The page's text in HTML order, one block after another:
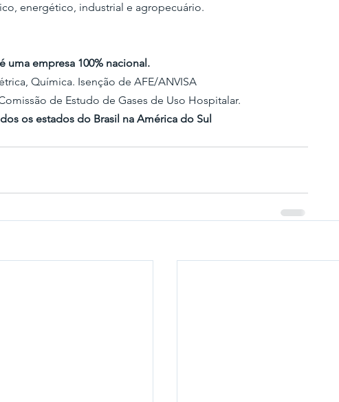
energético, industrial e agropecuário.
uma empresa 100% nacional.
Química. Isenção de AFE/ANVISA
de Estudo de Gases de Uso Hospitalar.
os estados do Brasil na América do Sul